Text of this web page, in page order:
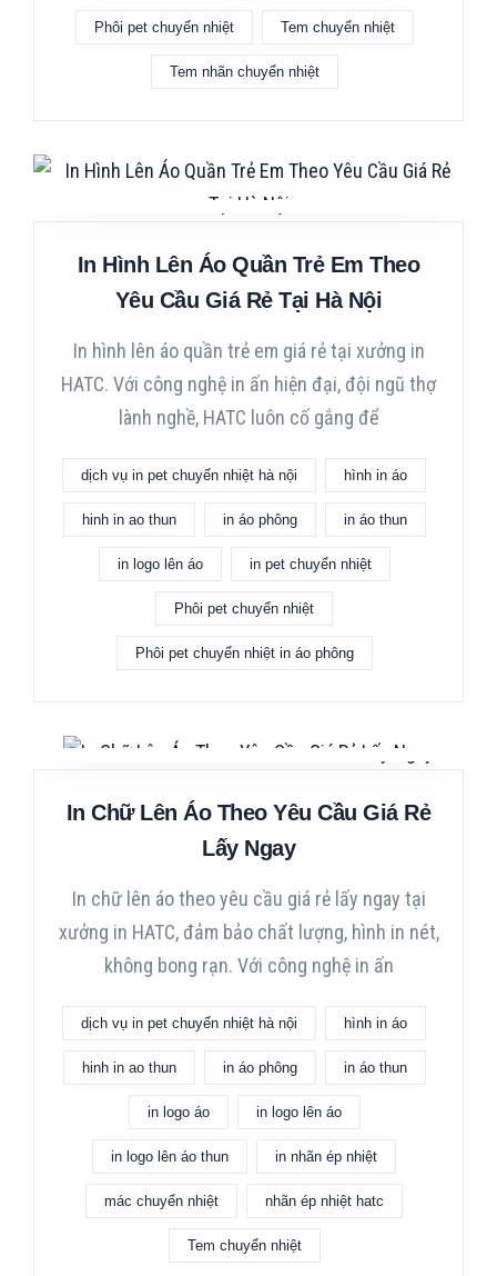
Phôi pet chuyển nhiệt Tem chuyển nhiệt
Tem nhãn chuyển nhiệt
In Hình Lên Áo Quần Trẻ Em Theo
Yêu Cầu Giá Rẻ Tại Hà Nội
In hình lên áo quần trẻ em giá rẻ tại xưởng in
HATC. Với công nghệ in ấn hiện đại, đội ngũ thợ
lành nghề, HATC luôn cố gắng để
dịch vụ in pet chuyển nhiệt hà nội hình in áo
hinh in ao thun in áo phông in áo thun
in logo lên áo in pet chuyển nhiệt
Phôi pet chuyển nhiệt
Phôi pet chuyển nhiệt in áo phông
In Chữ Lên Áo Theo Yêu Cầu Giá Rẻ
Lấy Ngay
In chữ lên áo theo yêu cầu giá rẻ lấy ngay tại
xưởng in HATC, đảm bảo chất lượng, hình in nét,
không bong rạn. Với công nghệ in ấn
dịch vụ in pet chuyển nhiệt hà nội hình in áo
hinh in ao thun in áo phông in áo thun
in logo áo in logo lên áo
in logo lên áo thun in nhãn ép nhiệt
mác chuyển nhiệt nhãn ép nhiệt hatc
Tem chuyển nhiệt